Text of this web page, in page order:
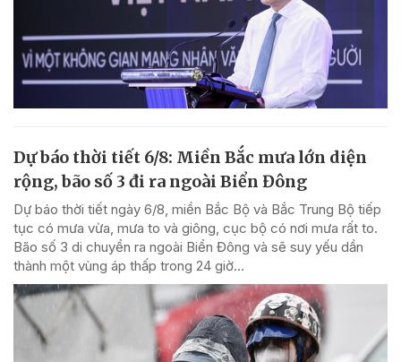
Dự báo thời tiết 6/8: Miền Bắc mưa lớn diện
rộng, bão số 3 đi ra ngoài Biển Đông
Dự báo thời tiết ngày 6/8, miền Bắc Bộ và Bắc Trung Bộ tiếp
tục có mưa vừa, mưa to và giông, cục bộ có nơi mưa rất to.
Bão số 3 di chuyển ra ngoài Biển Đông và sẽ suy yếu dần
thành một vùng áp thấp trong 24 giờ...